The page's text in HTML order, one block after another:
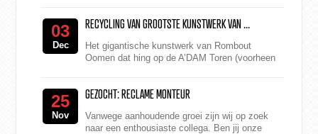
03
Dec
RECYCLING VAN GROOTSTE KUNSTWERK VAN ...
Het gigantische kunstwerk van Rombout
Oomen dat hing op de A’DAM Toren (voorheen
25
Nov
GEZOCHT: RECLAME MONTEUR
Vanwege aanhoudende groei zijn wij op zoek
naar een enthousiaste collega. Ben jij onze